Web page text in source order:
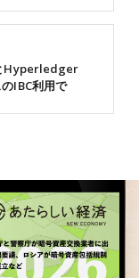
Hyperledger
IBC利用で